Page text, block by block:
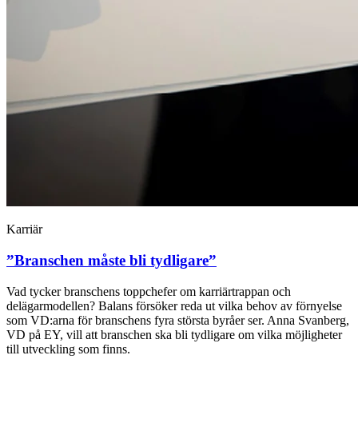
Karriär
”Branschen måste bli tydligare”
Vad tycker branschens toppchefer om karriärtrappan och
delägarmodellen? Balans försöker reda ut vilka behov av förnyelse
som VD:arna för branschens fyra största byråer ser. Anna Svanberg,
VD på EY, vill att branschen ska bli tydligare om vilka möjligheter
till utveckling som finns.